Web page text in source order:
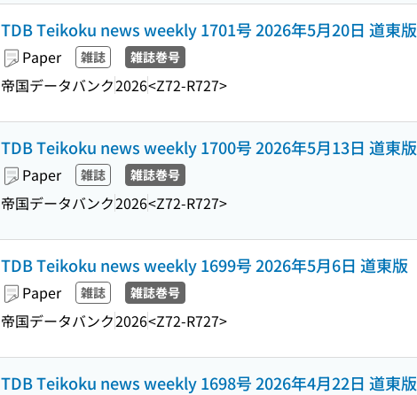
TDB Teikoku news weekly 1701号 2026年5月20日 道東版
Paper 雑誌 雑誌巻号
帝国データバンク2026<Z72-R727>
TDB Teikoku news weekly 1700号 2026年5月13日 道東版
Paper 雑誌 雑誌巻号
帝国データバンク2026<Z72-R727>
TDB Teikoku news weekly 1699号 2026年5月6日 道東版
Paper 雑誌 雑誌巻号
帝国データバンク2026<Z72-R727>
TDB Teikoku news weekly 1698号 2026年4月22日 道東版